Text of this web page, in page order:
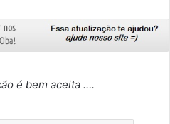
é bem aceita ….